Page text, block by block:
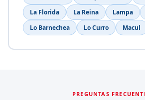
La Florida
La Reina Lampa
Lo Barnechea
Lo Curro Macul
PREGUNTAS